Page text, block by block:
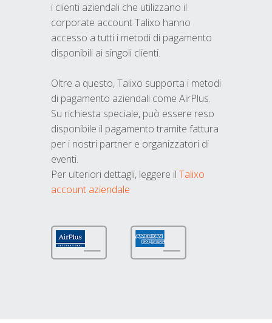
i clienti aziendali che utilizzano il
corporate account Talixo hanno
accesso a tutti i metodi di pagamento
disponibili ai singoli clienti.
Oltre a questo, Talixo supporta i metodi
di pagamento aziendali come AirPlus.
Su richiesta speciale, può essere reso
disponibile il pagamento tramite fattura
per i nostri partner e organizzatori di
eventi.
Per ulteriori dettagli, leggere il Talixo
account aziendale